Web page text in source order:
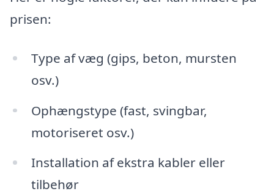
prisen:
Type af væg (gips, beton, mursten
osv.)
Ophængstype (fast, svingbar,
motoriseret osv.)
Installation af ekstra kabler eller
tilbehør